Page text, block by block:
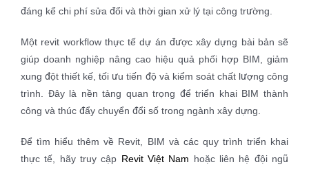
đáng kể chi phí sửa đổi và thời gian xử lý tại công trường.
Một revit workflow thực tế dự án được xây dựng bài bản sẽ
giúp doanh nghiệp nâng cao hiệu quả phối hợp BIM, giảm
xung đột thiết kế, tối ưu tiến độ và kiểm soát chất lượng công
trình. Đây là nền tảng quan trọng để triển khai BIM thành
công và thúc đẩy chuyển đổi số trong ngành xây dựng.
Để tìm hiểu thêm về Revit, BIM và các quy trình triển khai
thực tế, hãy truy cập Revit Việt Nam hoặc liên hệ đội ngũ